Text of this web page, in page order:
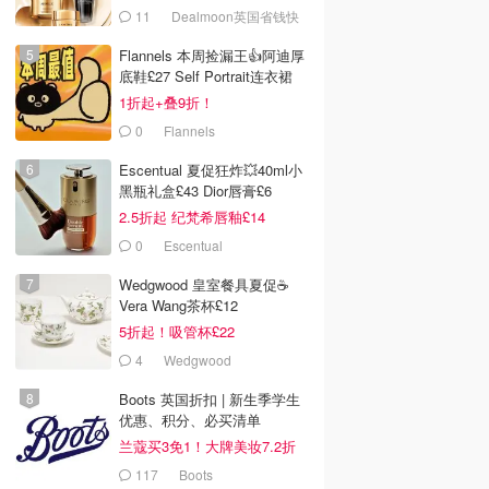
套装
11
Dealmoon英国省钱快
Flannels 本周捡漏王👍阿迪厚
底鞋£27 Self Portrait连衣裙
£63
1折起+叠9折！
0 Flannels
Escentual 夏促狂炸💥40ml小
黑瓶礼盒£43 Dior唇膏£6
2.5折起 纪梵希唇釉£14
0 Escentual
Wedgwood 皇室餐具夏促☕️
Vera Wang茶杯£12
5折起！吸管杯£22
4 Wedgwood
Boots 英国折扣 | 新生季学生
优惠、积分、必买清单
兰蔻买3免1！大牌美妆7.2折
117 Boots